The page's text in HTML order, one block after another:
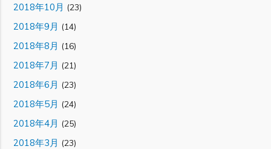
2018年10月 (23)
2018年9月 (14)
2018年8月 (16)
2018年7月 (21)
2018年6月 (23)
2018年5月 (24)
2018年4月 (25)
2018年3月 (23)